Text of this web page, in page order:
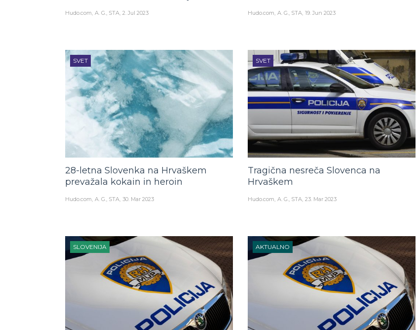
Hudo.com A. G., STA 2. Jul 2023 Hudo.com A. G., STA 19. Jun 2023
SVET
28-letna Slovenka na Hrvaškem
prevažala kokain in heroin
Hudo.com A. G., STA 30. Mar 2023
SVET
Tragična nesreča Slovenca na
Hrvaškem
Hudo.com A. G., STA 23. Mar 2023
SLOVENIJA AKTUALNO